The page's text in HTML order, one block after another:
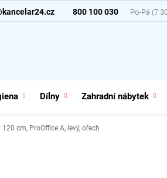
800 100 030
Dílny Zahradní nábytek
cm, ProOffice A, levý, ořech